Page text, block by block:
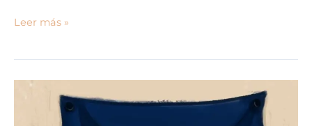
Leer más »
Cuidando